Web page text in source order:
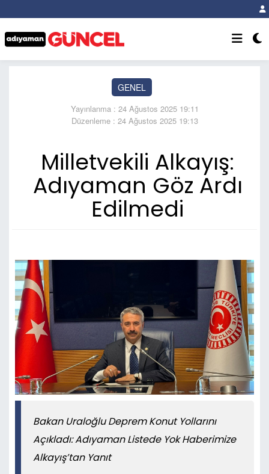
GENEL
Yayınlanma : 24 Ağustos 2025 19:11
Düzenleme : 24 Ağustos 2025 19:13
Milletvekili Alkayış:
Adıyaman Göz Ardı
Edilmedi
Bakan Uraloğlu Deprem Konut Yollarını
Açıkladı: Adıyaman Listede Yok Haberimize
Alkayış’tan Yanıt